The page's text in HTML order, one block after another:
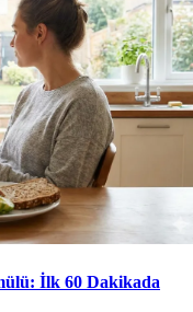
İlk 60 Dakikada